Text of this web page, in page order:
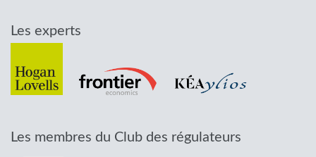
Les experts
Les membres du Club des régulateurs